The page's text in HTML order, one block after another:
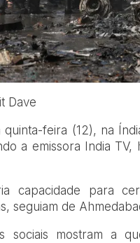
Dave
quinta-feira (12), na
a emissora India
capacidade para
seguiam de
sociais mostram a